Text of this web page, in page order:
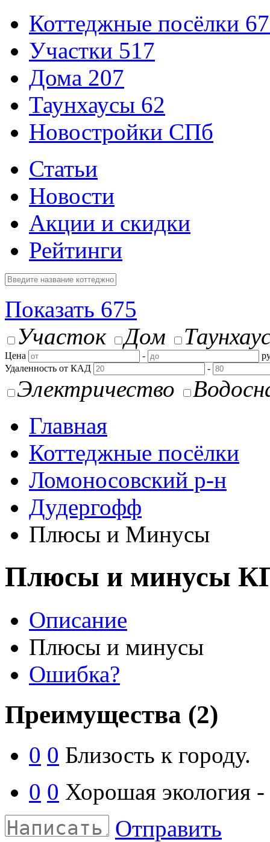
Коттеджные посёлки
Участки 517
Дома 207
Таунхаусы 62
Новостройки СПб
Статьи
Новости
Акции и скидки
Рейтинги
Показать 675
Участок
Дом
Цена -
Удаленность от КАД
-
Электричество
Главная
Коттеджные посёлки
Ломоносовский р-н
Дудергофф
Плюсы и Минусы
Плюсы и минусы
Описание
Плюсы и минусы
Ошибка?
Преимущества (2)
0 0 Близость к городу.
0 0 Хорошая экология
Отправить